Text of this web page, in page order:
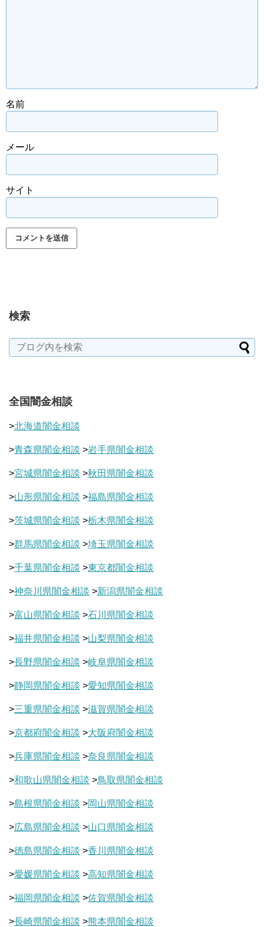
名前
メール
サイト
検索
全国闇金相談
>北海道闇金相談
>青森県闇金相談 >岩手県闇金相談
>宮城県闇金相談 >秋田県闇金相談
>山形県闇金相談 >福島県闇金相談
>茨城県闇金相談 >栃木県闇金相談
>群馬県闇金相談 >埼玉県闇金相談
>千葉県闇金相談 >東京都闇金相談
>神奈川県闇金相談 >新潟県闇金相談
>富山県闇金相談 >石川県闇金相談
>福井県闇金相談 >山梨県闇金相談
>長野県闇金相談 >岐阜県闇金相談
>静岡県闇金相談 >愛知県闇金相談
>三重県闇金相談 >滋賀県闇金相談
>京都府闇金相談 >大阪府闇金相談
>兵庫県闇金相談 >奈良県闇金相談
>和歌山県闇金相談 >鳥取県闇金相談
>島根県闇金相談 >岡山県闇金相談
>広島県闇金相談 >山口県闇金相談
>徳島県闇金相談 >香川県闇金相談
>愛媛県闇金相談 >高知県闇金相談
>福岡県闇金相談 >佐賀県闇金相談
>長崎県闇金相談 >熊本県闇金相談